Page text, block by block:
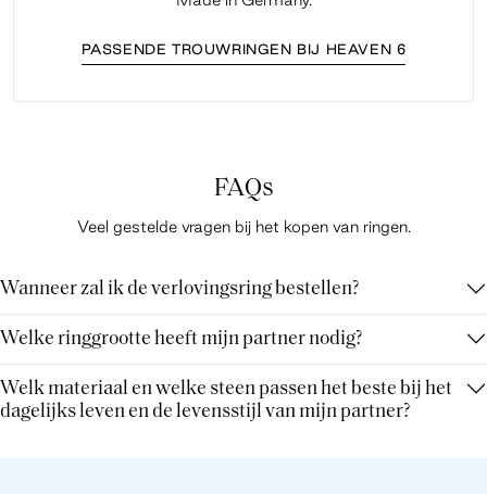
PASSENDE TROUWRINGEN BIJ HEAVEN 6
FAQs
Veel gestelde vragen bij het kopen van ringen.
Wanneer zal ik de verlovingsring bestellen?
Welke ringgrootte heeft mijn partner nodig?
Welk materiaal en welke steen passen het beste bij het
dagelijks leven en de levensstijl van mijn partner?